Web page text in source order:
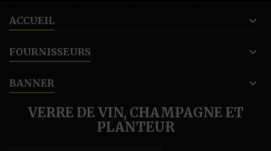
ACCUEIL
FOURNISSEURS
BANNER
VERRE DE VIN, CHAMPAGNE ET
PLANTEUR